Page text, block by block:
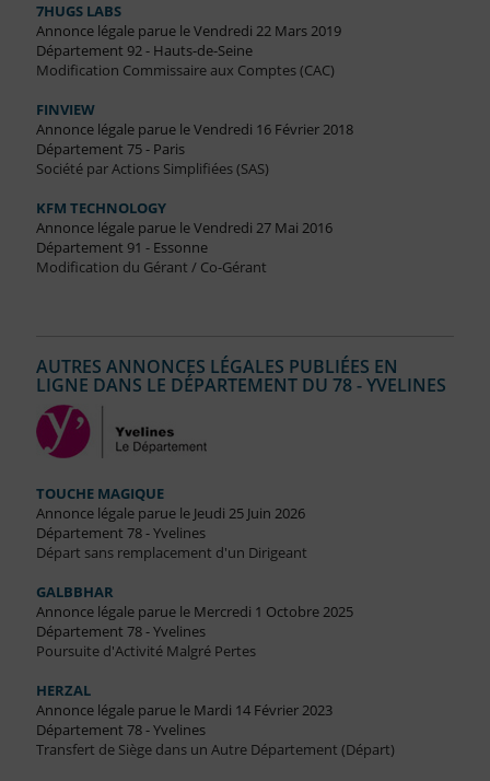
7HUGS LABS
Annonce légale parue le Vendredi 22 Mars 2019
Département 92 - Hauts-de-Seine
Modification Commissaire aux Comptes (CAC)
FINVIEW
Annonce légale parue le Vendredi 16 Février 2018
Département 75 - Paris
Société par Actions Simplifiées (SAS)
KFM TECHNOLOGY
Annonce légale parue le Vendredi 27 Mai 2016
Département 91 - Essonne
Modification du Gérant / Co-Gérant
AUTRES ANNONCES LÉGALES PUBLIÉES EN
LIGNE DANS LE DÉPARTEMENT DU 78 - YVELINES
TOUCHE MAGIQUE
Annonce légale parue le Jeudi 25 Juin 2026
Département 78 - Yvelines
Départ sans remplacement d'un Dirigeant
GALBBHAR
Annonce légale parue le Mercredi 1 Octobre 2025
Département 78 - Yvelines
Poursuite d'Activité Malgré Pertes
HERZAL
Annonce légale parue le Mardi 14 Février 2023
Département 78 - Yvelines
Transfert de Siège dans un Autre Département (Départ)